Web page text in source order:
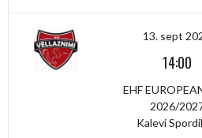
13. sept
14:00
EHF
2026/
Kalevi